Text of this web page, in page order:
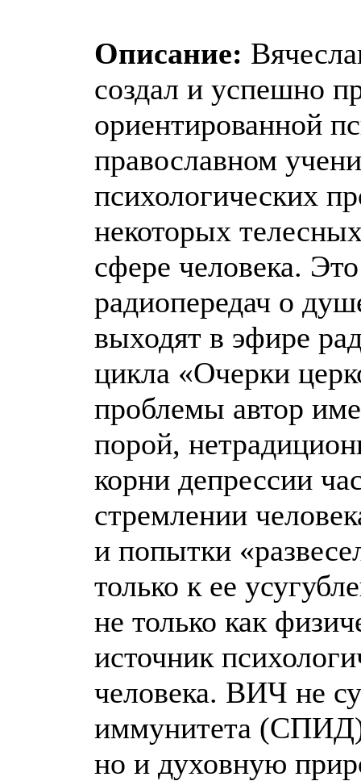
Описание:
создал и успешно
ориентированной
православном
психологических
некоторых
сфере человека.
радиопередач о
выходят в эфире
цикла «Очерки
проблемы автор
порой,
корни депрессии
стремлении
и попытки
только к ее
не только как
источник
человека. ВИЧ не
иммунитета (СПИД)
но и духовную